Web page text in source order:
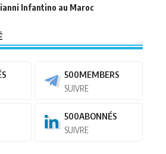
Infantino au Maroc
500MEMBERS
SUIVRE
500ABONNÉS
SUIVRE